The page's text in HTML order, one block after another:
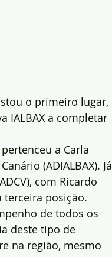
o primeiro lugar,
IALBAX a completar
a Carla
(ADIALBAX). Já
com Ricardo
terceira posição.
de todos os
deste tipo de
na região, mesmo